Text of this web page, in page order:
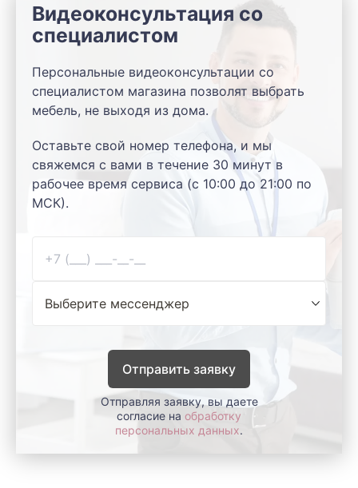
Видеоконсультация со
специалистом
Персональные видеоконсультации со
специалистом магазина позволят выбрать
мебель, не выходя из дома.
Оставьте свой номер телефона, и мы
свяжемся с вами в течение 30 минут в
рабочее время сервиса (с 10:00 до 21:00 по
МСК).
Отправить заявку
Отправляя заявку, вы даете
согласие на обработку
персональных данных.